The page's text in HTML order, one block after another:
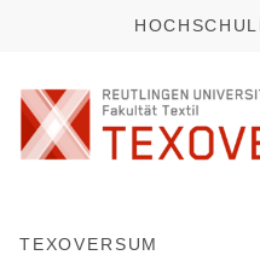
TEXOVERSUM